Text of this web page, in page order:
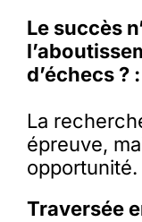
Le succès
d’échecs ? :
La
épreuve,
Traversée